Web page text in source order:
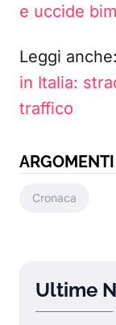
e uccide
Leggi anche:
in Italia:
traffico
ARGOMENTI
Cronaca
Ultime